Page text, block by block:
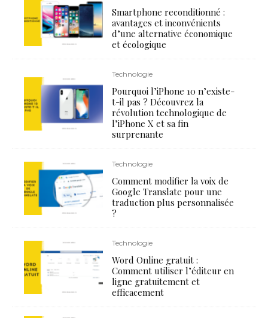
Smartphone reconditionné :
avantages et inconvénients
d’une alternative économique
et écologique
Technologie
Pourquoi l’iPhone 10 n’existe-
t-il pas ? Découvrez la
révolution technologique de
l’iPhone X et sa fin
surprenante
Technologie
Comment modifier la voix de
Google Translate pour une
traduction plus personnalisée
?
Technologie
Word Online gratuit :
Comment utiliser l’éditeur en
ligne gratuitement et
efficacement